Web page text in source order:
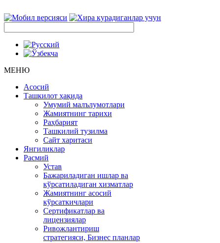
МЕНЮ
Асосий
Ташкилот ҳақида
Умумий малълумотлари
Жамиятнинг тарихи
Раҳбарият
Ташкилий тузилма
Сайт харитаси
Янгиликлар
Расмий
Устав
Бажариладиган ишлар ва
кўрсатиладиган хизматлар
Жамиятнинг асосий
кўрсаткичлари
Сертификатлар ва
лицензиялар
Ривожлантириш
стратегияси, Бизнес планлар